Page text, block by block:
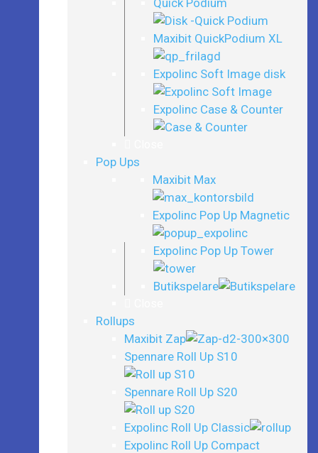
Quick Podium
Maxibit QuickPodium XL
Expolinc Soft Image disk
Expolinc Case & Counter
Pop Ups
Maxibit Max
Expolinc Pop Up Magnetic
Expolinc Pop Up Tower
Butikspelare
Rollups
Maxibit Zap
Spennare Roll Up S10
Spennare Roll Up S20
Expolinc Roll Up Classic
Expolinc Roll Up Compact